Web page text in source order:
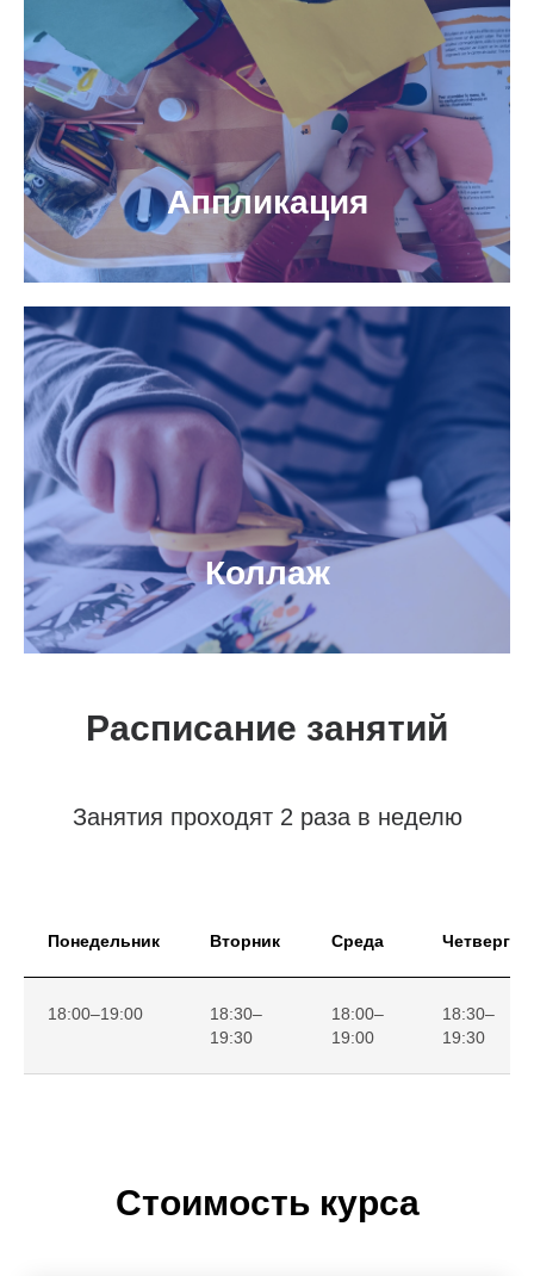
Аппликация
Коллаж
Расписание занятий
Занятия проходят 2 раза в неделю
Понедельник Вторник Среда Четверг
18:00–19:00
18:30–
19:30
18:00–
19:00
18:30–
19:30
Стоимость курса